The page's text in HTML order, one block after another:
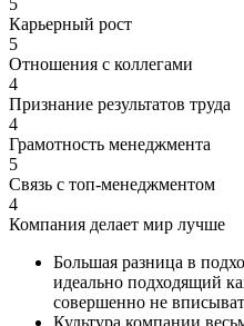
Карьерный рост
5
Отношения с коллегами
4
Признание результатов труда
4
Грамотность менеджмента
5
Связь с топ-менеджментом
4
Компания делает мир лучше
Большая разница в
идеально подходящий
совершенно не
Культура компании